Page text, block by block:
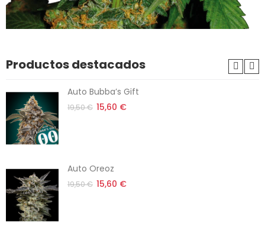
Productos destacados
Auto Bubba’s Gift
19,50 € 15,60 €
Auto Oreoz
19,50 € 15,60 €